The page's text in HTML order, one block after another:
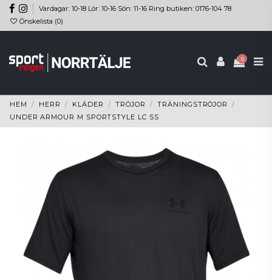
Vardagar: 10-18 Lör: 10-16 Sön: 11-16 Ring butiken: 0176-104 78
Önskelista (0)
0
HEM HERR KLÄDER TRÖJOR
TRÄNINGSTRÖJOR
UNDER ARMOUR M SPORTSTYLE LC SS